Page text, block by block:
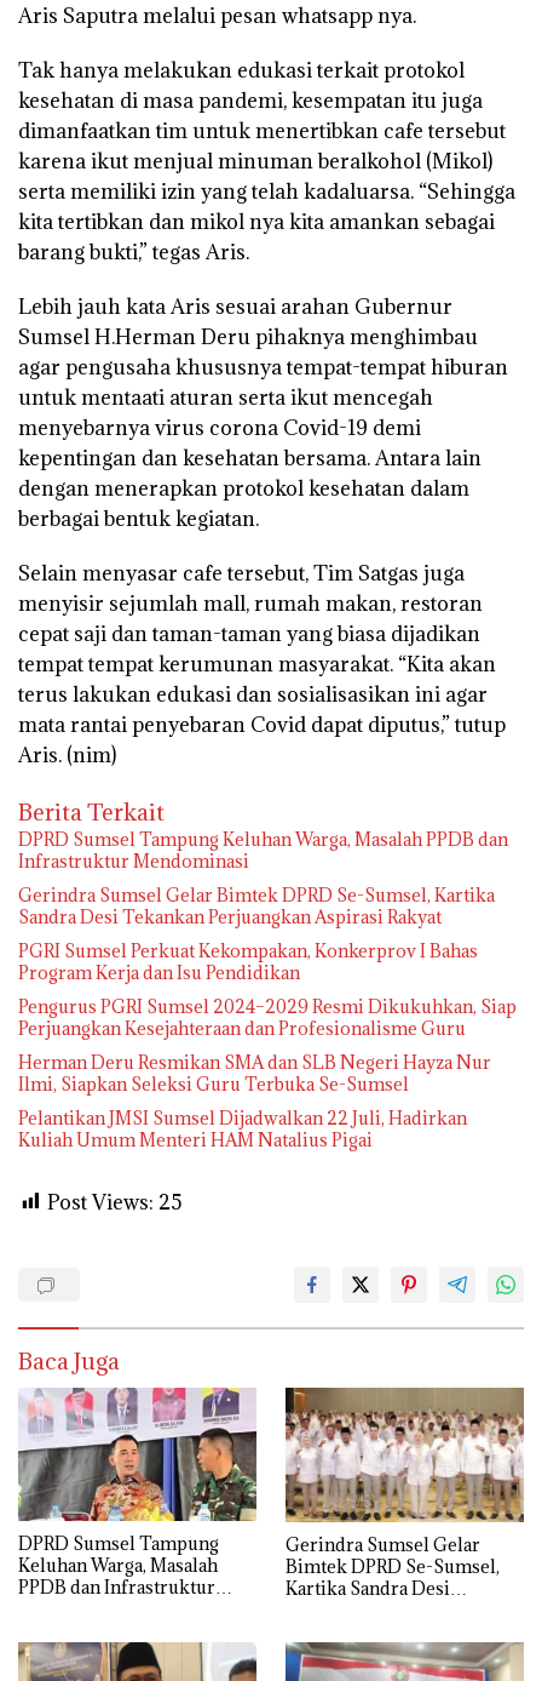
Aris Saputra melalui pesan whatsapp nya.
Tak hanya melakukan edukasi terkait protokol
kesehatan di masa pandemi, kesempatan itu juga
dimanfaatkan tim untuk menertibkan cafe tersebut
karena ikut menjual minuman beralkohol (Mikol)
serta memiliki izin yang telah kadaluarsa. “Sehingga
kita tertibkan dan mikol nya kita amankan sebagai
barang bukti,” tegas Aris.
Lebih jauh kata Aris sesuai arahan Gubernur
Sumsel H.Herman Deru pihaknya menghimbau
agar pengusaha khususnya tempat-tempat hiburan
untuk mentaati aturan serta ikut mencegah
menyebarnya virus corona Covid-19 demi
kepentingan dan kesehatan bersama. Antara lain
dengan menerapkan protokol kesehatan dalam
berbagai bentuk kegiatan.
Selain menyasar cafe tersebut, Tim Satgas juga
menyisir sejumlah mall, rumah makan, restoran
cepat saji dan taman-taman yang biasa dijadikan
tempat tempat kerumunan masyarakat. “Kita akan
terus lakukan edukasi dan sosialisasikan ini agar
mata rantai penyebaran Covid dapat diputus,” tutup
Aris. (nim)
Berita Terkait
DPRD Sumsel Tampung Keluhan Warga, Masalah PPDB dan
Infrastruktur Mendominasi
Gerindra Sumsel Gelar Bimtek DPRD Se-Sumsel, Kartika
Sandra Desi Tekankan Perjuangkan Aspirasi Rakyat
PGRI Sumsel Perkuat Kekompakan, Konkerprov I Bahas
Program Kerja dan Isu Pendidikan
Pengurus PGRI Sumsel 2024–2029 Resmi Dikukuhkan, Siap
Perjuangkan Kesejahteraan dan Profesionalisme Guru
Herman Deru Resmikan SMA dan SLB Negeri Hayza Nur
Ilmi, Siapkan Seleksi Guru Terbuka Se-Sumsel
Pelantikan JMSI Sumsel Dijadwalkan 22 Juli, Hadirkan
Kuliah Umum Menteri HAM Natalius Pigai
Post Views: 25
Baca Juga
DPRD Sumsel Tampung
Keluhan Warga, Masalah
PPDB dan Infrastruktur
Gerindra Sumsel Gelar
Bimtek DPRD Se-Sumsel,
Kartika Sandra Desi